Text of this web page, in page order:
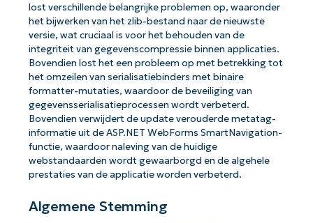
lost verschillende belangrijke problemen op, waaronder
het bijwerken van het zlib-bestand naar de nieuwste
versie, wat cruciaal is voor het behouden van de
integriteit van gegevenscompressie binnen applicaties.
Bovendien lost het een probleem op met betrekking tot
het omzeilen van serialisatiebinders met binaire
formatter-mutaties, waardoor de beveiliging van
gegevensserialisatieprocessen wordt verbeterd.
Bovendien verwijdert de update verouderde metatag-
informatie uit de ASP.NET WebForms SmartNavigation-
functie, waardoor naleving van de huidige
webstandaarden wordt gewaarborgd en de algehele
prestaties van de applicatie worden verbeterd.
Algemene Stemming